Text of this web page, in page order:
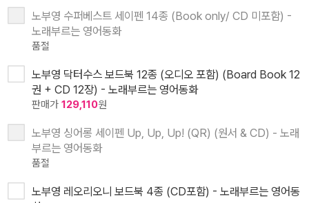
노부영 수퍼베스트 세이펜 14종 (Book only/ CD 미포함) -
노래부르는 영어동화
품절
노부영 닥터수스 보드북 12종 (오디오 포함) (Board Book 12
권 + CD 12장) - 노래부르는 영어동화
판매가 129,110원
노부영 싱어롱 세이펜 Up, Up, Up! (QR) (원서 & CD) - 노래
부르는 영어동화
품절
노부영 레오리오니 보드북 4종 (CD포함) - 노래부르는 영어동